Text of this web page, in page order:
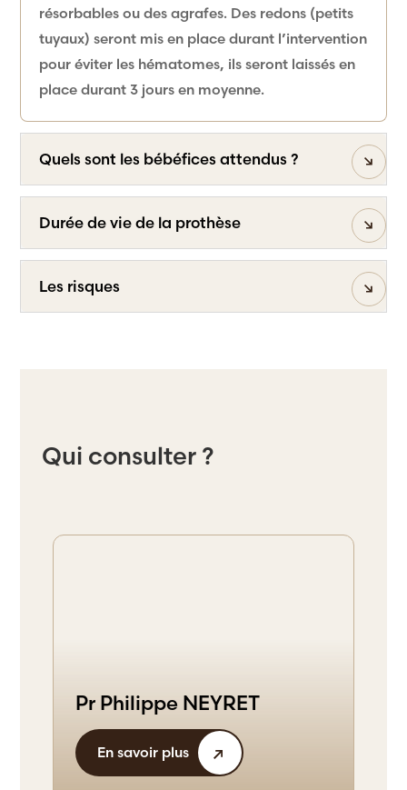
résorbables ou des agrafes. Des redons (petits
tuyaux) seront mis en place durant l’intervention
pour éviter les hématomes, ils seront laissés en
place durant 3 jours en moyenne.
Quels sont les bébéfices attendus ?
Durée de vie de la prothèse
Les risques
Qui consulter ?
Pr Philippe NEYRET
En savoir plus